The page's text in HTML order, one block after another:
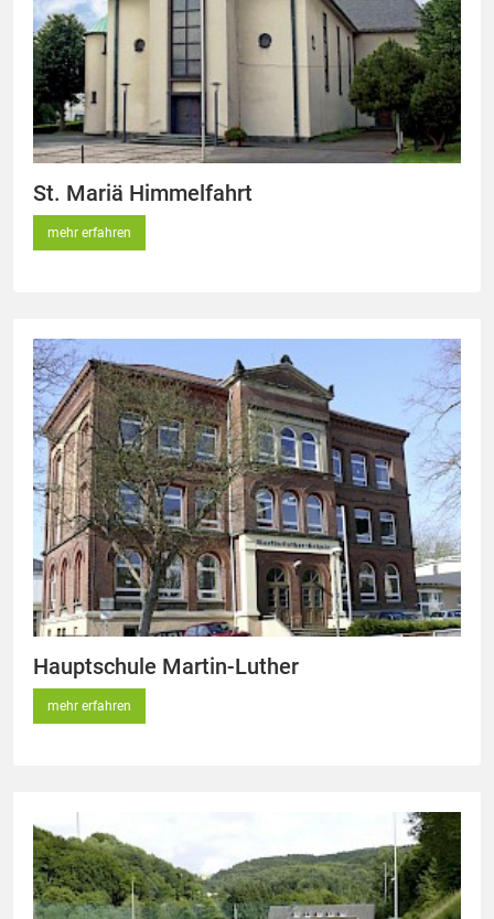
St. Mariä Himmelfahrt
mehr erfahren
Hauptschule Martin-Luther
mehr erfahren